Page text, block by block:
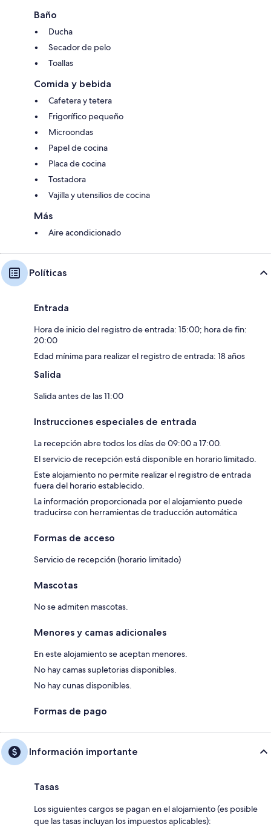
Baño
Ducha
Secador de pelo
Toallas
Comida y bebida
Cafetera y tetera
Frigorífico pequeño
Microondas
Papel de cocina
Placa de cocina
Tostadora
Vajilla y utensilios de cocina
Más
Aire acondicionado
Políticas
Entrada
Hora de inicio del registro de entrada: 15:00; hora de fin:
20:00
Edad mínima para realizar el registro de entrada: 18 años
Salida
Salida antes de las 11:00
Instrucciones especiales de entrada
La recepción abre todos los días de 09:00 a 17:00.
El servicio de recepción está disponible en horario limitado.
Este alojamiento no permite realizar el registro de entrada
fuera del horario establecido.
La información proporcionada por el alojamiento puede
traducirse con herramientas de traducción automática
Formas de acceso
Servicio de recepción (horario limitado)
Mascotas
No se admiten mascotas.
Menores y camas adicionales
En este alojamiento se aceptan menores.
No hay camas supletorias disponibles.
No hay cunas disponibles.
Formas de pago
Información importante
Tasas
Los siguientes cargos se pagan en el alojamiento (es posible
que las tasas incluyan los impuestos aplicables):